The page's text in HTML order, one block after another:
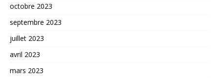
octobre 2023
septembre 2023
juillet 2023
avril 2023
mars 2023